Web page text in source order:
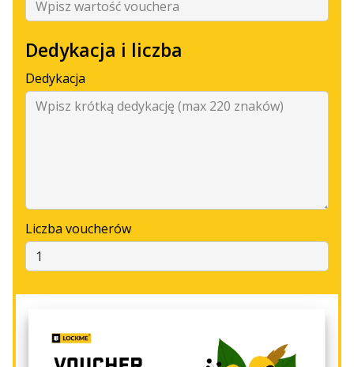
Dedykacja i liczba
Dedykacja
Liczba voucherów